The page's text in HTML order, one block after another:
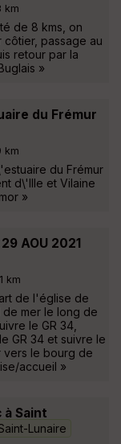
km
de 8 kms, on
côtier, passage au
retour par la
»
du Frémur
km
du Frémur
d\'Ille et Vilaine
»
AOU 2021
km
de l'église de
mer le long de
le GR 34,
GR 34 et suivre le
vers le bourg de
accueil »
à Saint
Lunaire